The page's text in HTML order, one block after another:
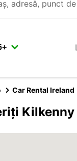
Car Rental Ireland